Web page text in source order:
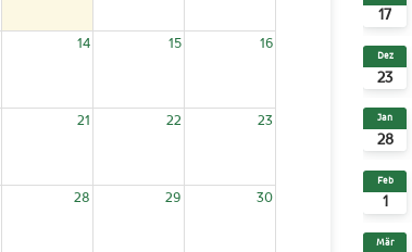
14 15 16
21 22 23
28 29 30
17
23
Dez
28
Jan
1
Feb
Mär